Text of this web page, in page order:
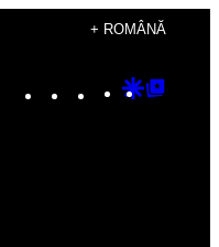
+ ROMÂNĂ
Instagram
TikTok
YouTube
Google